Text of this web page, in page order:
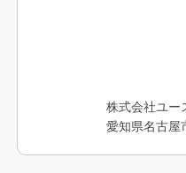
株式会社ユー
愛知県名古屋